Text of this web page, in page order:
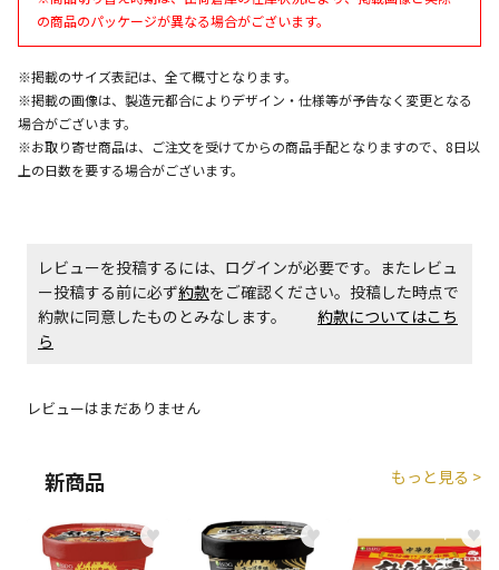
設置工事代金も含まれた商品です
お見積商品です。金額・施工日はお打ち合わせの上、
決定となります。
エアコンの取付工事が必要な商品です。別途費用が発
商品購入個数ごとに送料がかかる商品です
の商品のパッケージが異なる場合がございます。
※掲載のサイズ表記は、全て概寸となります。
※掲載の画像は、製造元都合によりデザイン・仕様等が予告なく変更となる
場合がございます。
※お取り寄せ商品は、ご注文を受けてからの商品手配となりますので、8日以
上の日数を要する場合がございます。
レビューを投稿するには、ログインが必要です。またレビュ
ー投稿する前に必ず約款をご確認ください。投稿した時点で
約款に同意したものとみなします。 約款についてはこち
ら
レビューはまだありません
新商品 もっと見る >
♥ ♥ ♥